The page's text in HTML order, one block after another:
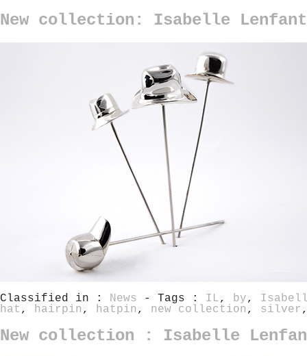
New collection: Isabelle
Classified in : News - Tags : IL, by,
hat , hairpin , hatpin , new collection , silver
New collection : Isabelle